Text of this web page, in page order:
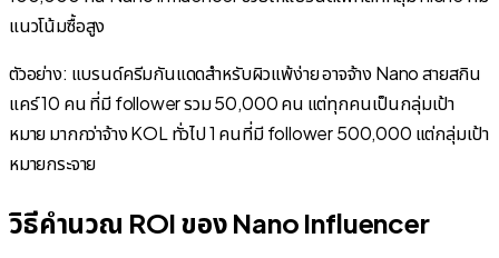
แนวโน้มซื้อสูง
ตัวอย่าง: แบรนด์ครีมกันแดดสำหรับผิวแพ้ง่าย อาจจ้าง Nano สายสกิน
แคร์ 10 คน ที่มี follower รวม 50,000 คน แต่ทุกคนเป็นกลุ่มเป้า
หมาย มากกว่าจ้าง KOL ทั่วไป 1 คนที่มี follower 500,000 แต่กลุ่มเป้า
หมายกระจาย
วิธีคำนวณ ROI ของ Nano Influencer